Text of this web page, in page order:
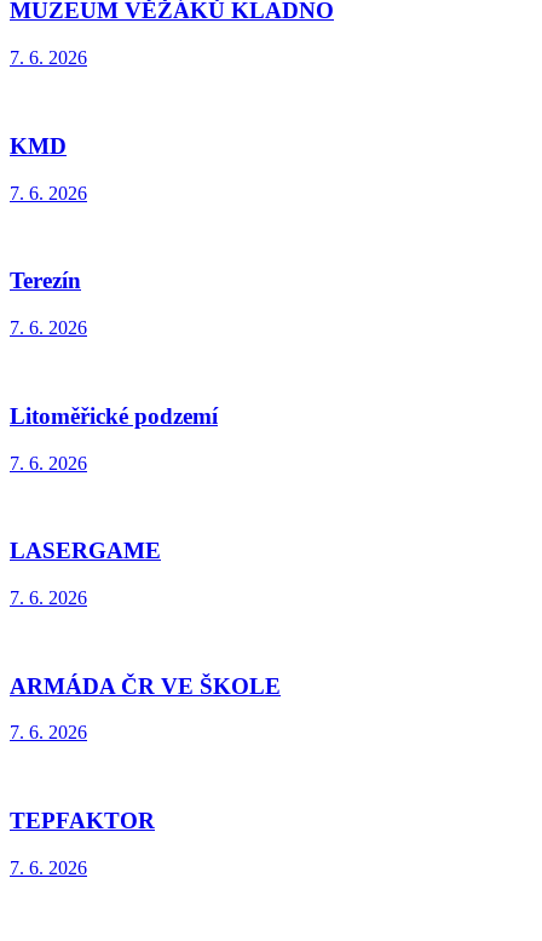
MUZEUM VĚŽÁKŮ KLADNO
7. 6. 2026
KMD
7. 6. 2026
Terezín
7. 6. 2026
Litoměřické podzemí
7. 6. 2026
LASERGAME
7. 6. 2026
ARMÁDA ČR VE ŠKOLE
7. 6. 2026
TEPFAKTOR
7. 6. 2026